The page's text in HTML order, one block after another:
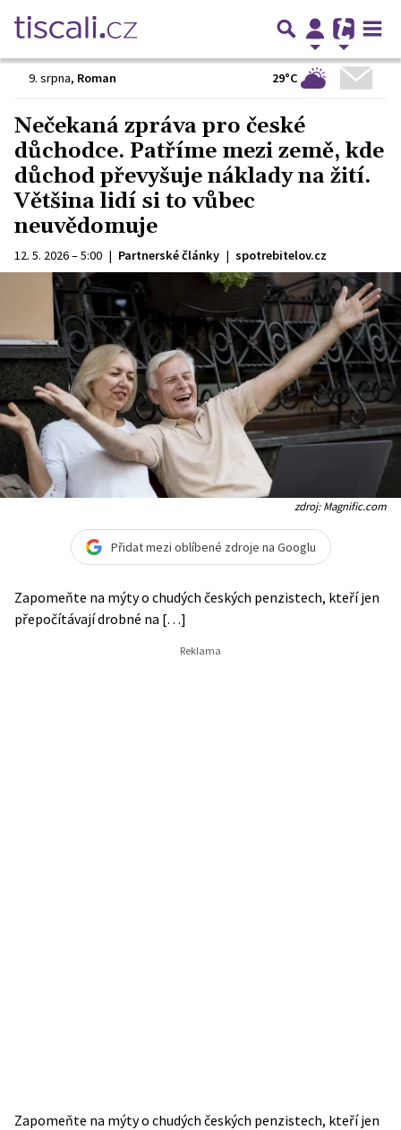
9. srpna, Roman 29°C
Nečekaná zpráva pro české
důchodce. Patříme mezi země, kde
důchod převyšuje náklady na žití.
Většina lidí si to vůbec
neuvědomuje
12. 5. 2026 – 5:00 | Partnerské články | spotrebitelov.cz
zdroj: Magnific.com
Přidat mezi oblíbené zdroje na Googlu
Zapomeňte na mýty o chudých českých penzistech, kteří jen
přepočítávají drobné na […]
Zapomeňte na mýty o chudých českých penzistech, kteří jen